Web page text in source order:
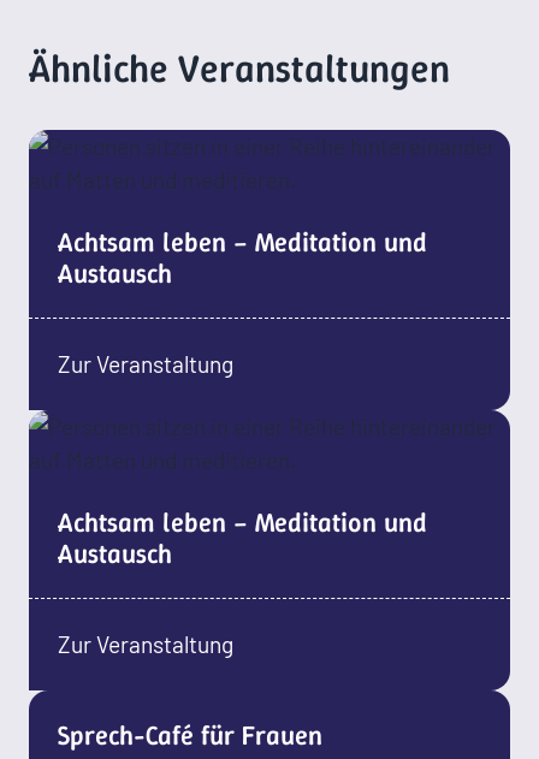
Ähnliche Veranstaltungen
Achtsam leben – Meditation und
Austausch
Zur Veranstaltung
Achtsam leben – Meditation und
Austausch
Zur Veranstaltung
Sprech-Café für Frauen